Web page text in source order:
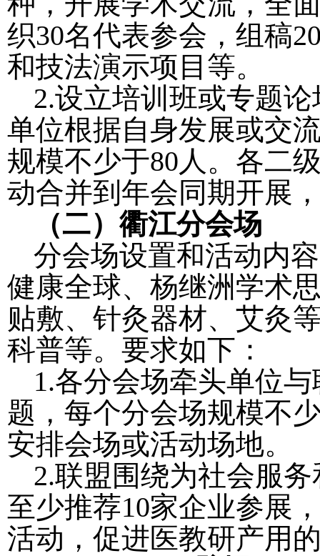
织30名代表参会，组稿
和技法演示项目等。
2.设立培训班或专题
单位根据自身发展或交
规模不少于80人。各二
动合并到年会同期开展
（二）衢江分会场
分会场设置和活动内
健康全球、杨继洲学术
贴敷、针灸器材、艾灸
科普等。要求如下：
1.各分会场牵头单位
题，每个分会场规模不
安排会场或活动场地。
2.联盟围绕为社会服
至少推荐10家企业参展
活动，促进医教研产用